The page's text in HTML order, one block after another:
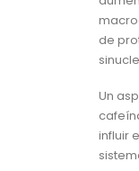
de
Un
influir